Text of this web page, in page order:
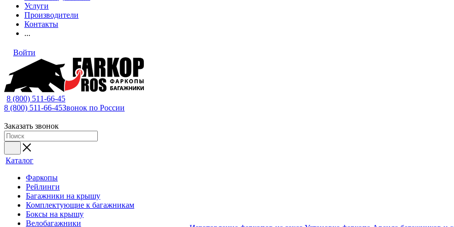
Услуги
Производители
Контакты
...
Войти
8 (800) 511-66-45
8 (800) 511-66-45Звонок по России
Заказать звонок
Каталог
Фаркопы
Рейлинги
Багажники на крышу
Комплектующие к багажникам
Боксы на крышу
Велобагажники